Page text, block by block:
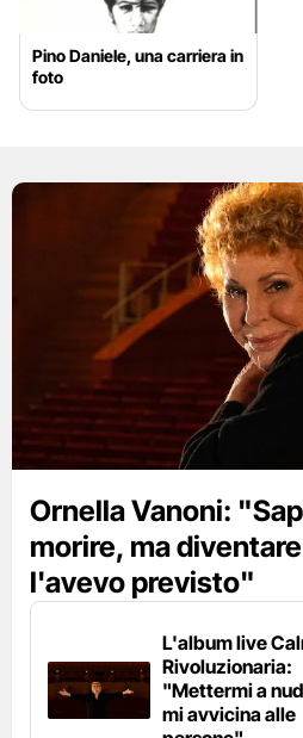
Pino Daniele, una carriera in
foto
Ornella Vanoni:
morire, ma
l'avevo previsto"
L'album live
Rivoluzionaria:
"Mettermi a
mi avvicina alle